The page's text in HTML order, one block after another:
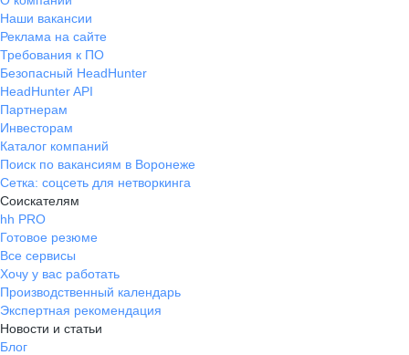
Наши вакансии
Реклама на сайте
Требования к ПО
Безопасный HeadHunter
HeadHunter API
Партнерам
Инвесторам
Каталог компаний
Поиск по вакансиям в Воронеже
Сетка: соцсеть для нетворкинга
Соискателям
hh PRO
Готовое резюме
Все сервисы
Хочу у вас работать
Производственный календарь
Экспертная рекомендация
Новости и статьи
Блог